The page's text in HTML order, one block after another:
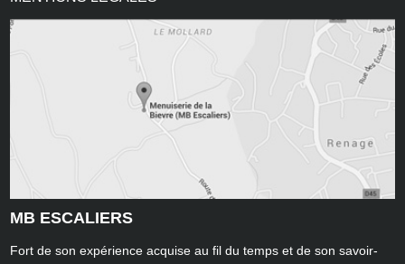
MB ESCALIERS
Fort de son expérience acquise au fil du temps et de son savoir-